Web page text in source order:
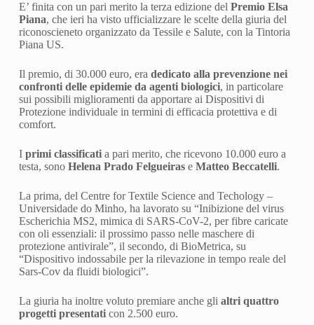
E’ finita con un pari merito la terza edizione del Premio Elsa
Piana, che ieri ha visto ufficializzare le scelte della giuria del
riconoscieneto organizzato da Tessile e Salute, con la Tintoria
Piana US.
Il premio, di 30.000 euro, era dedicato alla prevenzione nei
confronti delle epidemie da agenti biologici, in particolare
sui possibili miglioramenti da apportare ai Dispositivi di
Protezione individuale in termini di efficacia protettiva e di
comfort.
I primi classificatia pari merito, che ricevono 10.000 euro a
testa, sono Helena Prado Felgueirase Matteo Beccatelli.
La prima, del Centre for Textile Science and Techology –
Universidade do Minho, ha lavorato su “Inibizione del virus
Escherichia MS2, mimica di SARS-CoV-2, per fibre caricate
con oli essenziali: il prossimo passo nelle maschere di
protezione antivirale”, il secondo, di BioMetrica, su
“Dispositivo indossabile per la rilevazione in tempo reale del
Sars-Cov da fluidi biologici”.
La giuria ha inoltre voluto premiare anche gli altri quattro
progetti presentaticon 2.500 euro.